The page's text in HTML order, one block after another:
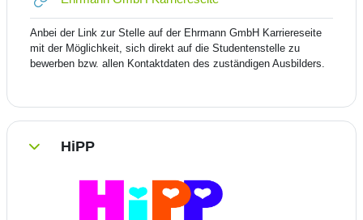
Anbei der Link zur Stelle auf der Ehrmann GmbH Karriereseite
mit der Möglichkeit, sich direkt auf die Studentenstelle zu
bewerben bzw. allen Kontaktdaten des zuständigen Ausbilders.
EinklappenHiPP